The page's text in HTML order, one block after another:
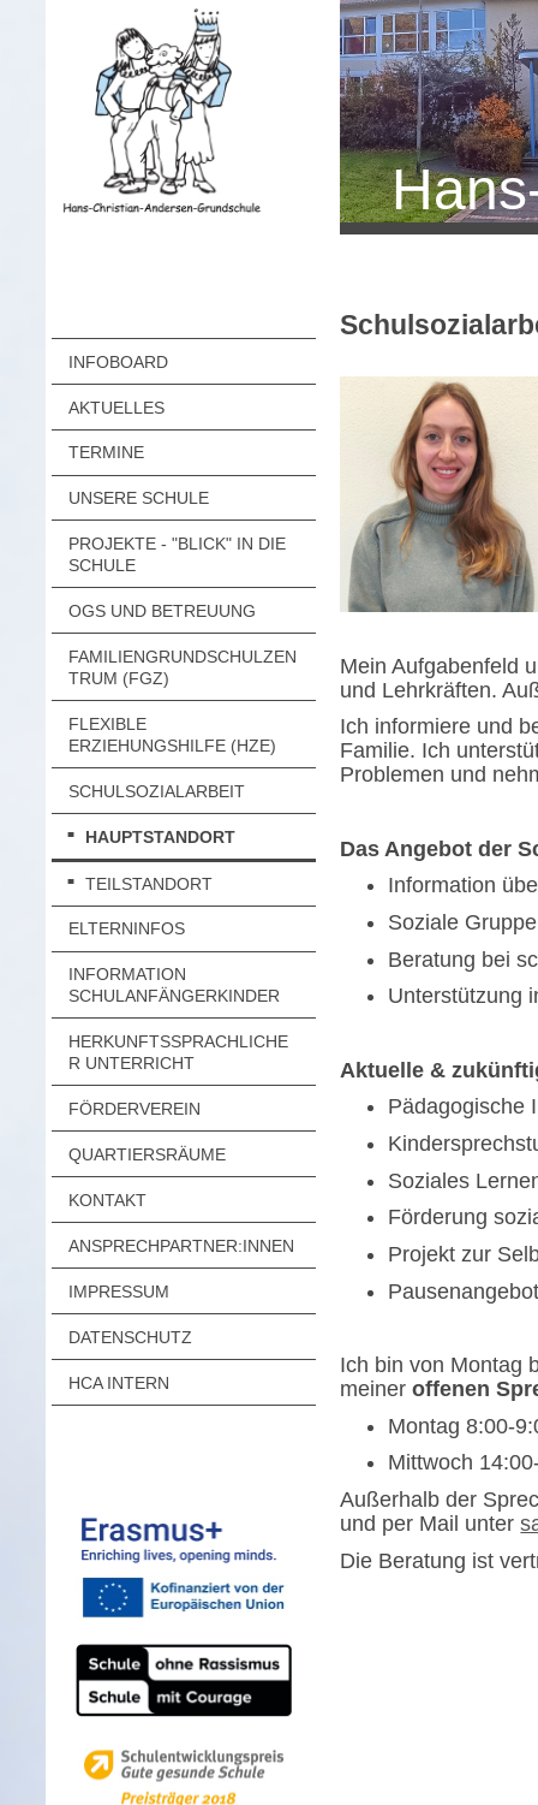
INFOBOARD
AKTUELLES
TERMINE
UNSERE SCHULE
PROJEKTE - "BLICK" IN DIE
SCHULE
OGS UND BETREUUNG
FAMILIENGRUNDSCHULZEN
TRUM (FGZ)
FLEXIBLE
ERZIEHUNGSHILFE (HZE)
SCHULSOZIALARBEIT
HAUPTSTANDORT
TEILSTANDORT
ELTERNINFOS
INFORMATION
SCHULANFÄNGERKINDER
HERKUNFTSSPRACHLICHE
R UNTERRICHT
FÖRDERVEREIN
QUARTIERSRÄUME
KONTAKT
ANSPRECHPARTNER:INNEN
IMPRESSUM
DATENSCHUTZ
HCA INTERN
Mein Aufgabenfeld
und Lehrkräften.
Ich informiere und
Familie. Ich
Problemen und
Das Angebot der
Information
Soziale
Beratung bei
Unterstützung
Aktuelle &
Pädagogische
Soziales
Förderung
Projekt zur
Ich bin von Montag
meineroffenen
Montag 8:00-
Mittwoch
Außerhalb der
und per Mail unter
Die Beratung ist